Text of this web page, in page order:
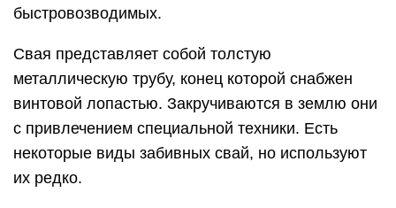
быстровозводимых.
Свая представляет собой толстую
металлическую трубу, конец которой снабжен
винтовой лопастью. Закручиваются в землю они
с привлечением специальной техники. Есть
некоторые виды забивных свай, но используют
их редко.